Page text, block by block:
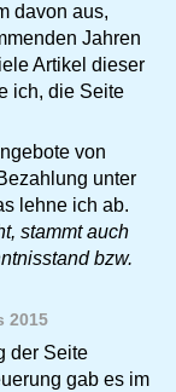
davon aus,
Jahren
Artikel dieser
ich, die Seite
von
unter
lehne ich ab.
stammt auch
bzw.
der Seite
gab es im